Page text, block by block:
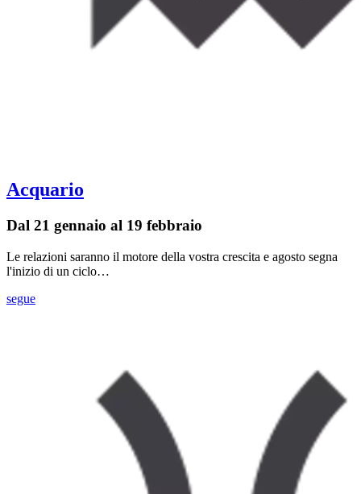
Acquario
Dal 21 gennaio al 19 febbraio
Le relazioni saranno il motore della vostra crescita e agosto segna
l'inizio di un ciclo…
segue